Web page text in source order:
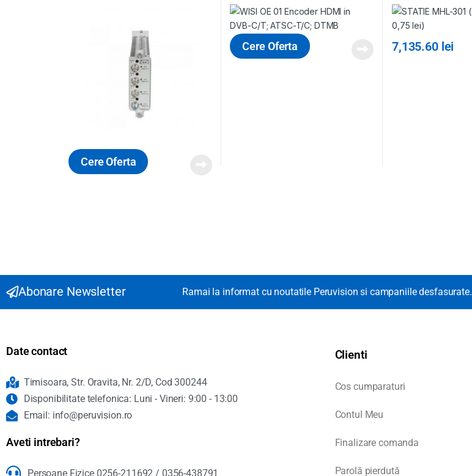
Cere Oferta
Cere Oferta 7,135.60 lei
Abonare Newsletter Ramai la informat cu noutatile Peruvision si campaniile desfasurate.
Date contact
Timisoara, Str. Oravita, Nr. 2/D, Cod 300244
Disponibilitate telefonica: Luni - Vineri: 9:00 - 13:00
Email: info@peruvision.ro
Aveti intrebari?
Persoane Fizice 0256-211692 / 0356-438791
Clienti
Cos cumparaturi
Contul Meu
Finalizare comanda
Parolă pierdută